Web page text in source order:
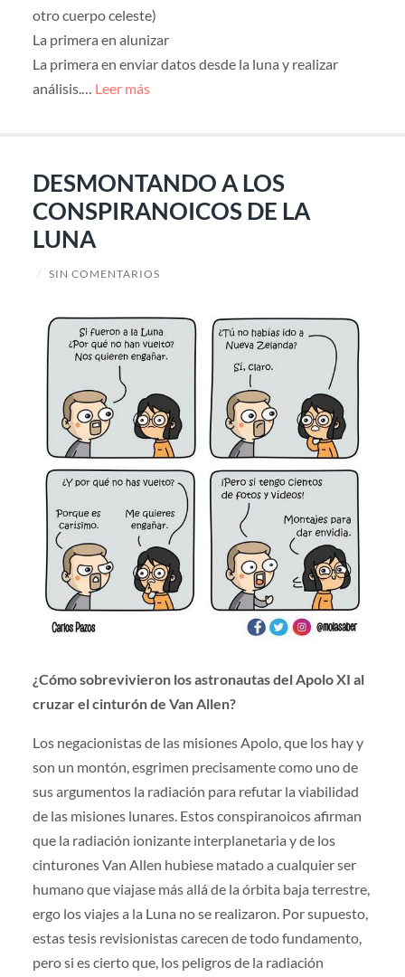
otro cuerpo celeste)
La primera en alunizar
La primera en enviar datos desde la luna y realizar
análisis.… Leer más
DESMONTANDO A LOS
CONSPIRANOICOS DE LA
LUNA
/ SIN COMENTARIOS
¿Cómo sobrevivieron los astronautas del Apolo XI al
cruzar el cinturón de Van Allen?
Los negacionistas de las misiones Apolo, que los hay y
son un montón, esgrimen precisamente como uno de
sus argumentos la radiación para refutar la viabilidad
de las misiones lunares. Estos conspiranoicos afirman
que la radiación ionizante interplanetaria y de los
cinturones Van Allen hubiese matado a cualquier ser
humano que viajase más allá de la órbita baja terrestre,
ergo los viajes a la Luna no se realizaron. Por supuesto,
estas tesis revisionistas carecen de todo fundamento,
pero si es cierto que, los peligros de la radiación